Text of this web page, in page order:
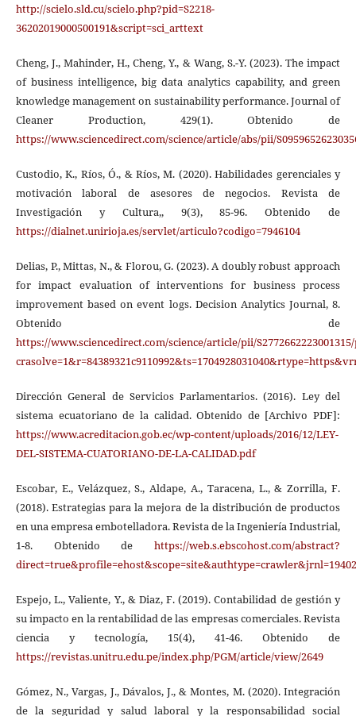
http://scielo.sld.cu/scielo.php?pid=S2218-
36202019000500191&script=sci_arttext
Cheng, J., Mahinder, H., Cheng, Y., & Wang, S.-Y. (2023). The impact
of business intelligence, big data analytics capability, and green
knowledge management on sustainability performance. Journal of
Cleaner Production, 429(1). Obtenido de
https://www.sciencedirect.com/science/article/abs/pii/
Custodio, K., Ríos, Ó., & Ríos, M. (2020). Habilidades gerenciales y
motivación laboral de asesores de negocios. Revista de
Investigación y Cultura,, 9(3), 85-96. Obtenido de
https://dialnet.unirioja.es/servlet/articulo?codigo=7946104
Delias, P., Mittas, N., & Florou, G. (2023). A doubly robust approach
for impact evaluation of interventions for business process
improvement based on event logs. Decision Analytics Journal, 8.
Obtenido de
https://www.sciencedirect.com/science/article/pii/
Dirección General de Servicios Parlamentarios. (2016). Ley del
sistema ecuatoriano de la calidad. Obtenido de [Archivo PDF]:
https://www.acreditacion.gob.ec/wp-content/uploads/2016/12/LEY-
DEL-SISTEMA-CUATORIANO-DE-LA-CALIDAD.pdf
Escobar, E., Velázquez, S., Aldape, A., Taracena, L., & Zorrilla, F.
(2018). Estrategias para la mejora de la distribución de productos
en una empresa embotelladora. Revista de la Ingeniería Industrial,
1-8. Obtenido dehttps://web.s.ebscohost.com/abstract?
Espejo, L., Valiente, Y., & Diaz, F. (2019). Contabilidad de gestión y
su impacto en la rentabilidad de las empresas comerciales. Revista
ciencia y tecnología, 15(4), 41-46. Obtenido de
https://revistas.unitru.edu.pe/index.php/PGM/article/view/2649
Gómez, N., Vargas, J., Dávalos, J., & Montes, M. (2020). Integración
de la seguridad y salud laboral y la responsabilidad social